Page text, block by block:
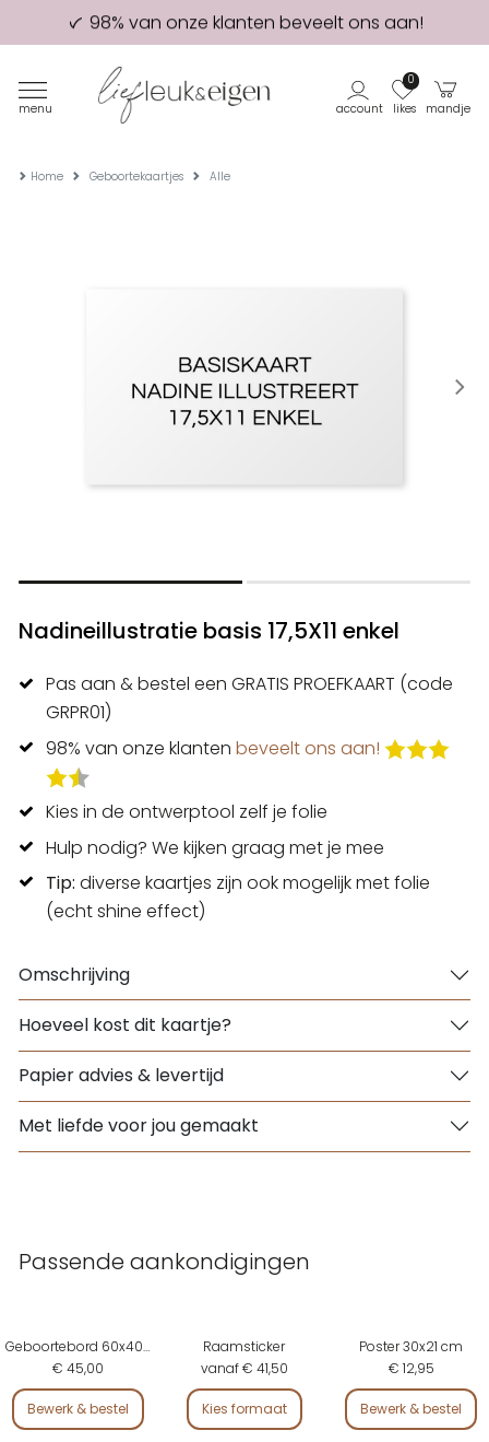
98% van onze klanten beveelt ons aan!
Eerste proefdruk GRATIS
menu account likes
0
mandje
Home Geboortekaartjes Alle
Nadineillustratie basis 17,5X11 enkel
Pas aan & bestel een GRATIS PROEFKAART (code
GRPR01)
98% van onze klanten beveelt ons aan!
Kies in de ontwerptool zelf je folie
Hulp nodig? We kijken graag met je mee
Tip: diverse kaartjes zijn ook mogelijk met folie
(echt shine effect)
Omschrijving
Hoeveel kost dit kaartje?
Papier advies & levertijd
Met liefde voor jou gemaakt
Passende aankondigingen
Geboortebord 60x40 cm
€ 45,00
Bewerk & bestel
Raamsticker
vanaf € 41,50
Kies formaat
Poster 30x21 cm
€ 12,95
Bewerk & bestel